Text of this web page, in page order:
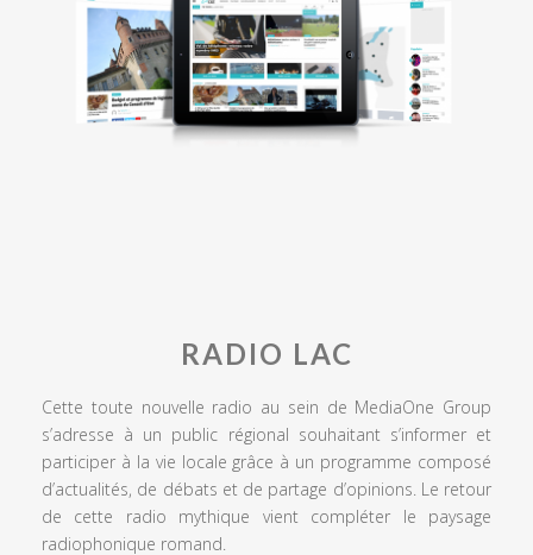
RADIO LAC
Cette toute nouvelle radio au sein de MediaOne Group
s’adresse à un public régional souhaitant s’informer et
participer à la vie locale grâce à un programme composé
d’actualités, de débats et de partage d’opinions. Le retour
de cette radio mythique vient compléter le paysage
radiophonique romand.